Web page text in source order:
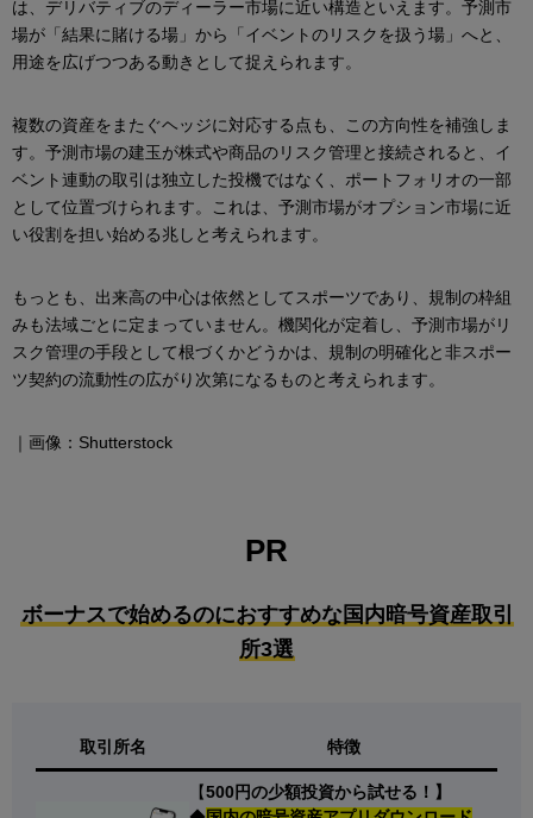
は、デリバティブのディーラー市場に近い構造といえます。予測市
場が「結果に賭ける場」から「イベントのリスクを扱う場」へと、
用途を広げつつある動きとして捉えられます。
複数の資産をまたぐヘッジに対応する点も、この方向性を補強しま
す。予測市場の建玉が株式や商品のリスク管理と接続されると、イ
ベント連動の取引は独立した投機ではなく、ポートフォリオの一部
として位置づけられます。これは、予測市場がオプション市場に近
い役割を担い始める兆しと考えられます。
もっとも、出来高の中心は依然としてスポーツであり、規制の枠組
みも法域ごとに定まっていません。機関化が定着し、予測市場がリ
スク管理の手段として根づくかどうかは、規制の明確化と非スポー
ツ契約の流動性の広がり次第になるものと考えられます。
｜画像：Shutterstock
PR
ボーナスで始めるのにおすすめな国内暗号資産取引
所3選
取引所名 特徴
【500円の少額投資から試せる！】